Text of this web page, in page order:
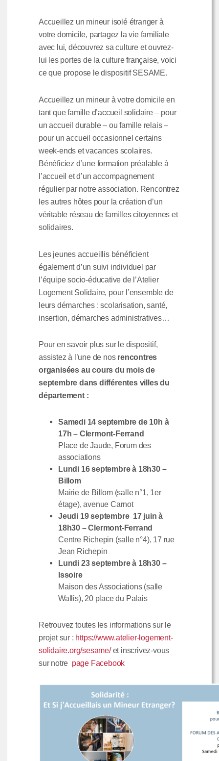
Accueillez un mineur isolé étranger à
votre domicile, partagez la vie familiale
avec lui, découvrez sa culture et ouvrez-
lui les portes de la culture française, voici
ce que propose le dispositif SESAME.
Accueillez un mineur à votre domicile en
tant que famille d’accueil solidaire – pour
un accueil durable – ou famille relais –
pour un accueil occasionnel certains
week-ends et vacances scolaires.
Bénéficiez d’une formation préalable à
l’accueil et d’un accompagnement
régulier par notre association. Rencontrez
les autres hôtes pour la création d’un
véritable réseau de familles citoyennes et
solidaires.
Les jeunes accueillis bénéficient
également d’un suivi individuel par
l’équipe socio-éducative de l’Atelier
Logement Solidaire, pour l’ensemble de
leurs démarches : scolarisation, santé,
insertion, démarches administratives…
Pour en savoir plus sur le dispositif,
assistez à l’une de nos rencontres
organisées au cours du mois de
septembre dans différentes villes du
département :
Samedi 14 septembre de 10h à
17h – Clermont-Ferrand
Place de Jaude, Forum des
associations
Lundi 16 septembre à 18h30 –
Billom
Mairie de Billom (salle n°1, 1er
étage), avenue Carnot
Jeudi 19 septembre 17 juin à
18h30 – Clermont-Ferrand
Centre Richepin (salle n°4), 17 rue
Jean Richepin
Lundi 23 septembre à 18h30 –
Issoire
Maison des Associations (salle
Wallis), 20 place du Palais
Retrouvez toutes les informations sur le
projet sur : https://www.atelier-logement-
solidaire.org/sesame/et inscrivez-vous
sur notre page Facebook